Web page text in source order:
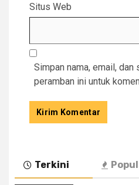
Situs Web
Simpan nama, email,
peramban ini untuk
Terkini